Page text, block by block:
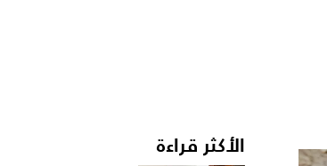
الأكثر قراءة